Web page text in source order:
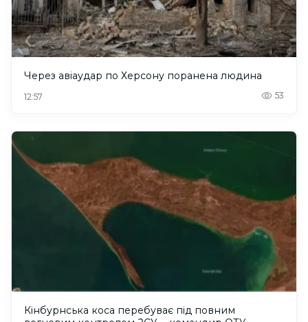
Через авіаудар по Херсону поранена людина
12:57 53
Кінбурнська коса перебуває під повним